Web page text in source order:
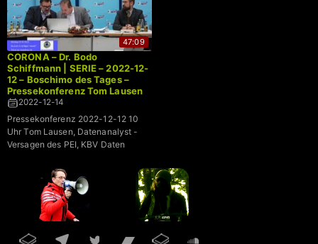
47:09
CORONA – Dr. Bodo
Schiffmann | SERIE – 2022-12-
12 – Boschimo des Tages –
Pressekonferenz Tom Lausen
2022-12-14
Pressekonferenz 2022-12-12 10
Uhr Tom Lausen, Datenanalyst -
Versagen des PEI, KBV Daten